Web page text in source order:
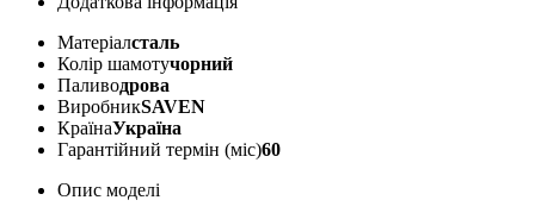
Матеріалсталь
Колір шамотучорний
Паливодрова
ВиробникSAVEN
КраїнаУкраїна
Гарантійний термін (міс)60
Опис моделі